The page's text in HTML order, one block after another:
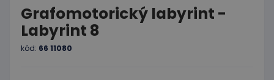
Grafomotorický labyrint -
Labyrint 8
kód: 66 11080